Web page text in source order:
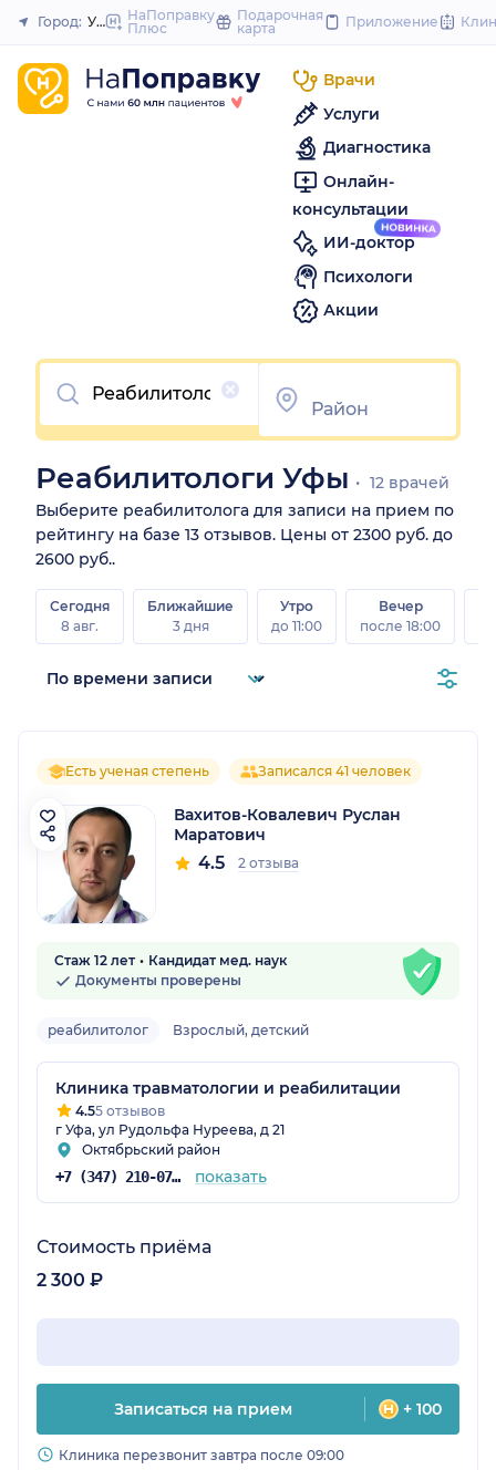
to
Закрыть
Город: Уфа
НаПоправку
Плюс
Подарочная
карта
Приложение
Врачи
Услуги
Диагностика
Онлайн-
консультации
ИИ-доктор
Психологи
Акции
Очистить
Реабилитологи Уфы
12 врачей
Выберите реабилитолога для записи на прием по
рейтингу на базе 13 отзывов. Цены от 2300 руб. до
2600 руб..
Сегодня
8 авг.
Ближайшие
3 дня
Утро
до 11:00
Вечер
после 18:00
Есть ученая степень Записался 41 человек
Вахитов-Ковалевич Руслан
Маратович
4.5 2 отзыва
Стаж 12 лет
Кандидат мед. наук
Документы проверены
реабилитолог Взрослый, детский
Клиника травматологии и реабилитации
4.55 отзывов
г Уфа, ул Рудольфа Нуреева, д 21
Октябрьский район
+7 (347) 210-07-46 показать
Стоимость приёма
2 300 ₽
Записаться на прием + 100
Клиника перезвонит завтра после 09:00